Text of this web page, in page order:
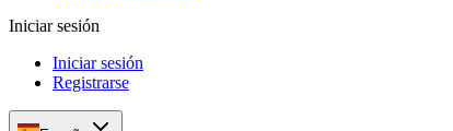
Iniciar sesión
Iniciar sesión
Registrarse